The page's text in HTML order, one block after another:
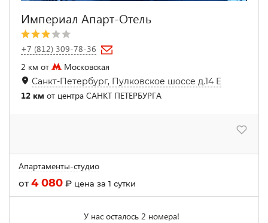
Империал Апарт-Отель
+7 (812) 309-78-36
2 км от
Московская
Санкт-Петербург, Пулковское шоссе д.14 Е
12 км от центра САНКТ ПЕТЕРБУРГА
Апартаменты-студио
от4 080 ₽ цена за 1 сутки
У нас осталось 2 номера!